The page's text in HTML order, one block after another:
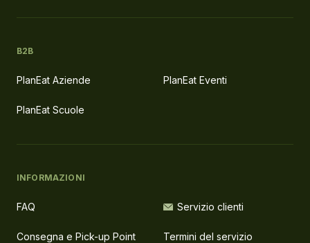
B2B
PlanEat Aziende PlanEat Eventi
PlanEat Scuole
INFORMAZIONI
FAQ Servizio clienti
Consegna e Pick-up Point Termini del servizio